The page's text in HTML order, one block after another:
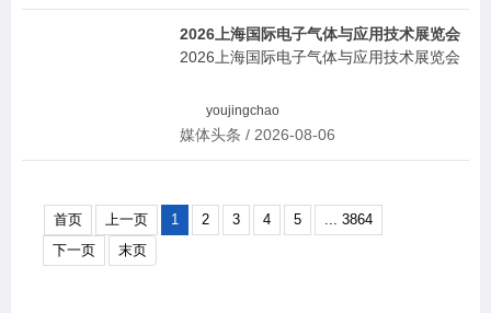
合能源服务站技术与装备展览会），正式
定档 2026 年 10 月 28-30 日，落地南京国
2026上海国际电子气体与应用技术展览会
2026上海国际电子气体与应用技术展览会
youjingchao
媒体头条 / 2026-08-06
首页 上一页 1 2 3 4 5
... 3864
下一页
末页